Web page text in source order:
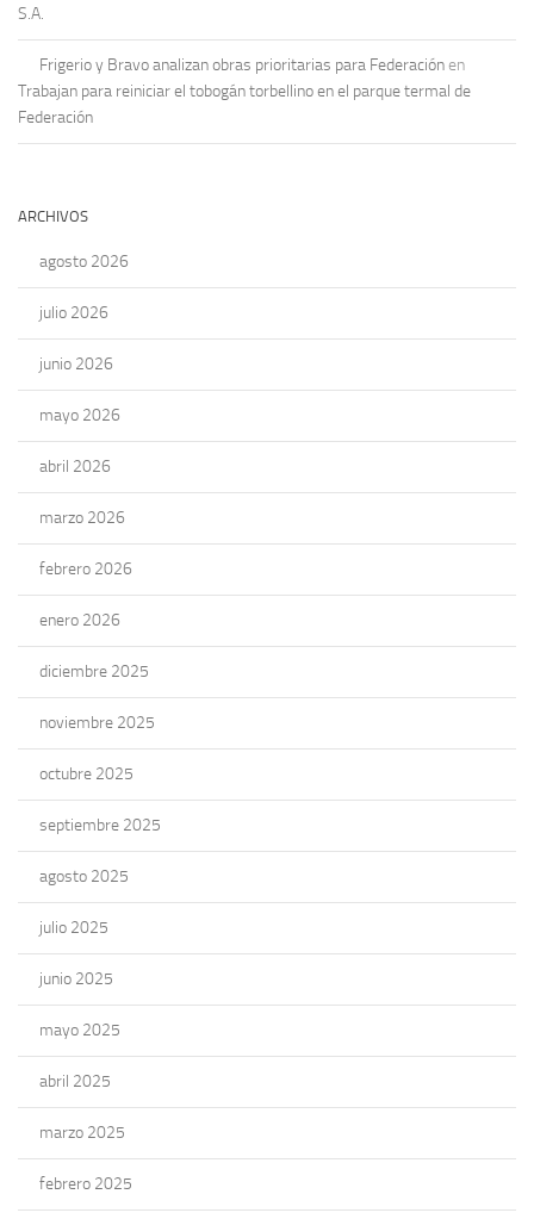
S.A.
Frigerio y Bravo analizan obras prioritarias para Federación en
Trabajan para reiniciar el tobogán torbellino en el parque termal de
Federación
ARCHIVOS
agosto 2026
julio 2026
junio 2026
mayo 2026
abril 2026
marzo 2026
febrero 2026
enero 2026
diciembre 2025
noviembre 2025
octubre 2025
septiembre 2025
agosto 2025
julio 2025
junio 2025
mayo 2025
abril 2025
marzo 2025
febrero 2025